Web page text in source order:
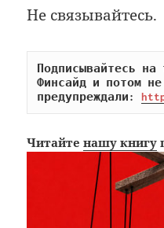
Не связывайтесь.
Подписывайтесь на
Финсайд и потом
предупреждали:
Читайтенашу книгу